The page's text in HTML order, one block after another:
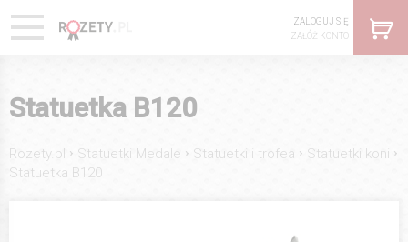
ZALOGUJ SIĘ
ZAŁÓŻ KONTO
Statuetka B120
Rozety.pl › Statuetki Medale › Statuetki i trofea › Statuetki koni ›
Statuetka B120